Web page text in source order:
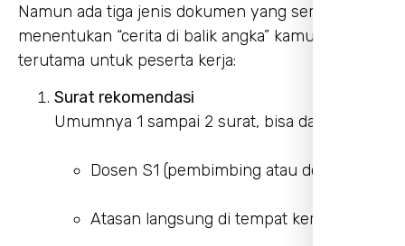
Namun ada tiga jenis dokumen yang sering
menentukan “cerita di balik angka” kamu,
terutama untuk peserta kerja:
Surat rekomendasi
Umumnya 1 sampai 2 surat, bisa dari:
Dosen S1 (pembimbing atau dosen inti).
Atasan langsung di tempat kerja.